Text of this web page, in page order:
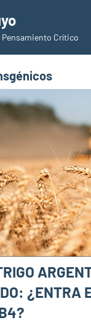
Pensamiento Crítico
¿ENTRA